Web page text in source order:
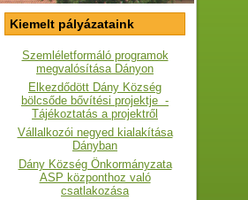
Kiemelt pályázataink
Szemléletformáló programok
megvalósítása Dányon
Elkezdődött Dány Község
bölcsőde bővítési projektje -
Tájékoztatás a projektről
Vállalkozói negyed kialakítása
Dányban
Dány Község Önkormányzata
ASP központhoz való
csatlakozása